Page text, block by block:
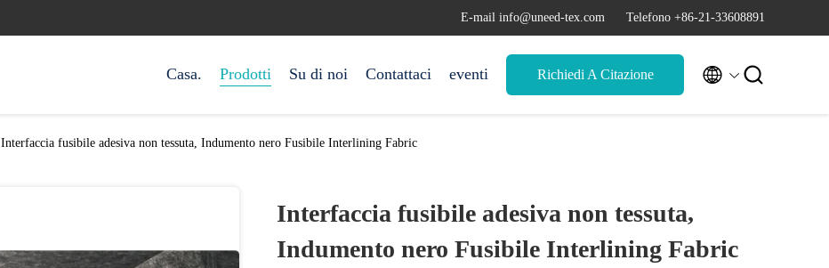
E-mail info@uneed-tex.com Telefono +86-21-33608891
Casa. Prodotti Su di noi Contattaci eventi Richiedi A Citazione  
Interfaccia fusibile adesiva non tessuta, Indumento nero Fusibile Interlining Fabric
Interfaccia fusibile adesiva non tessuta,
Indumento nero Fusibile Interlining Fabric